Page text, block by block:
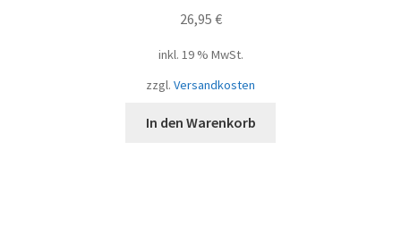
26,95 €
inkl. 19 % MwSt.
zzgl. Versandkosten
In den Warenkorb